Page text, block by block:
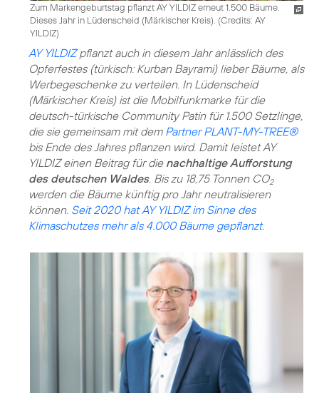
Zum Markengeburtstag pflanzt AY YILDIZ erneut 1.500 Bäume.
Dieses Jahr in Lüdenscheid (Märkischer Kreis). (Credits: AY
YILDIZ)
AY YILDIZpflanzt auch in diesem Jahr anlässlich des
Opferfestes (türkisch: Kurban Bayrami) lieber Bäume, als
Werbegeschenke zu verteilen. In Lüdenscheid
(Märkischer Kreis) ist die Mobilfunkmarke für die
deutsch-türkische Community Patin für 1.500 Setzlinge,
die sie gemeinsam mit dem Partner PLANT-MY-TREE®
bis Ende des Jahres pflanzen wird. Damit leistet AY
YILDIZ einen Beitrag für die nachhaltige Aufforstung
des deutschen Waldes. Bis zu 18,75 Tonnen CO2
werden die Bäume künftig pro Jahr neutralisieren
können. Seit 2020 hat AY YILDIZ im Sinne des
Klimaschutzes mehr als 4.000 Bäume gepflanzt.